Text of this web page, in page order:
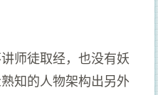
师徒取经，也没有妖
知的人物架构出另外